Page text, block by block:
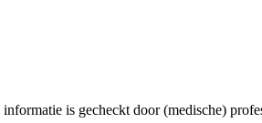
is gecheckt door (medische)